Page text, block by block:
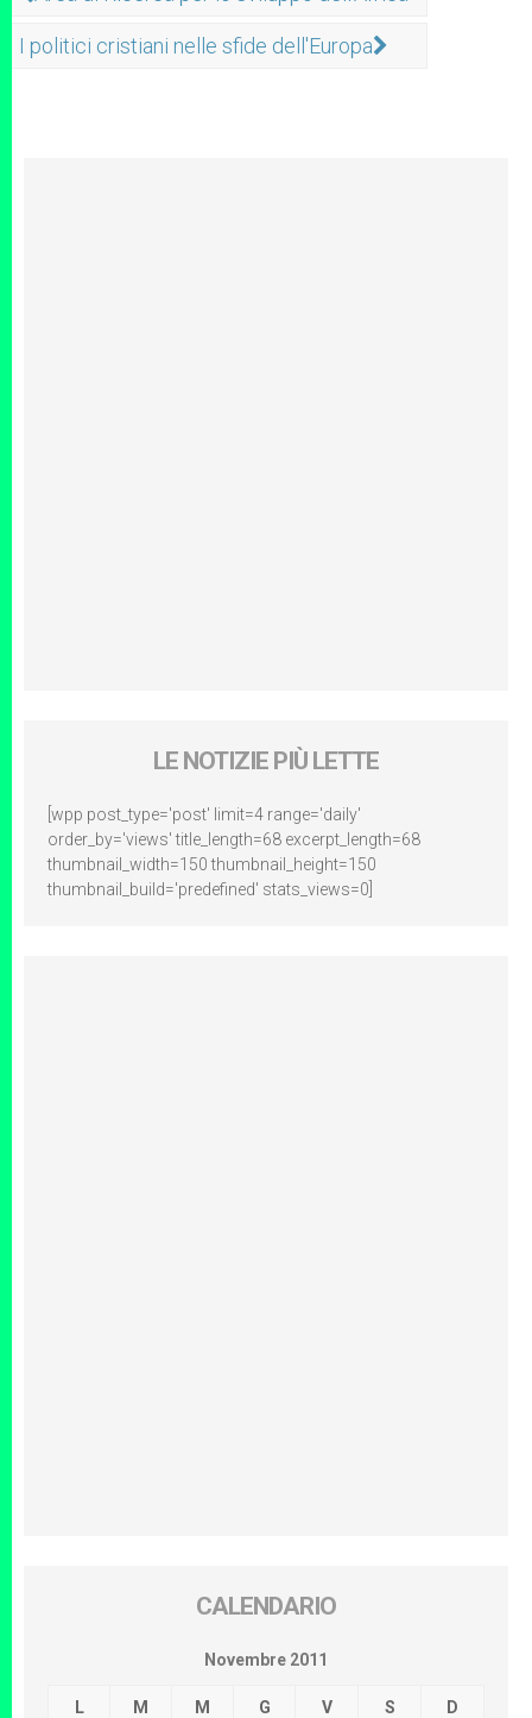
I politici cristiani nelle sfide dell'Europa
LE NOTIZIE PIÙ LETTE
[wpp post_type='post' limit=4 range='daily'
order_by='views' title_length=68 excerpt_length=68
thumbnail_width=150 thumbnail_height=150
thumbnail_build='predefined' stats_views=0]
CALENDARIO
Novembre 2011
L M M G V S D